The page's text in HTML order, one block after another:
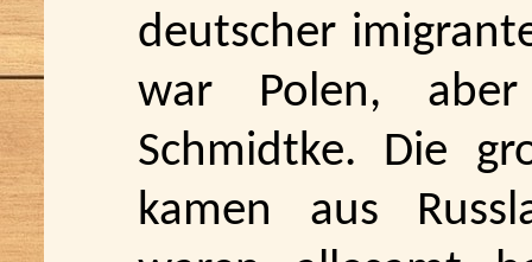
deutscher
war Polen,
Schmidtke. Die
kamen aus